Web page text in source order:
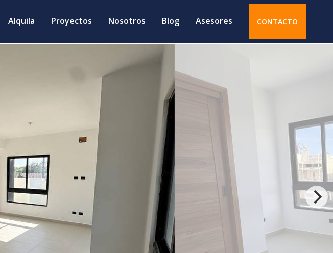
Alquila Proyectos Nosotros Blog Asesores CONTACTO